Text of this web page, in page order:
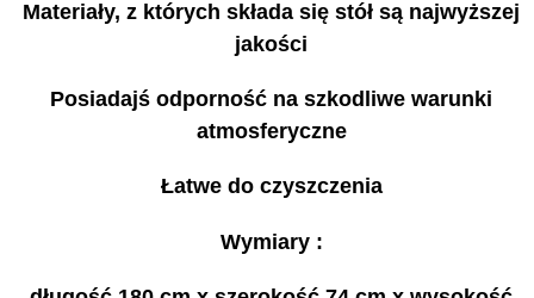
Materiały, z których składa się stół są najwyższej
jakości
Posiadajś odporność na szkodliwe warunki
atmosferyczne
Łatwe do czyszczenia
Wymiary :